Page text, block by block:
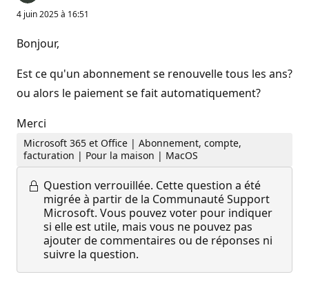
4 juin 2025 à 16:51
Bonjour,
Est ce qu'un abonnement se renouvelle tous les ans?
ou alors le paiement se fait automatiquement?
Merci
Microsoft 365 et Office | Abonnement, compte,
facturation | Pour la maison | MacOS
Question verrouillée. Cette question a été
migrée à partir de la Communauté Support
Microsoft. Vous pouvez voter pour indiquer
si elle est utile, mais vous ne pouvez pas
ajouter de commentaires ou de réponses ni
suivre la question.